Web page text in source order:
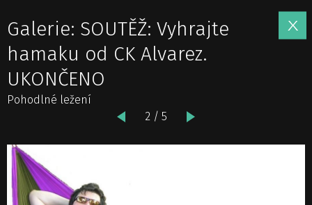
Galerie: SOUTĚŽ: Vyhrajte
hamaku od CK Alvarez.
UKONČENO
Pohodlné ležení
2 / 5